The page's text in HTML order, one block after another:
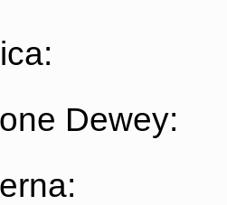
Dewey: